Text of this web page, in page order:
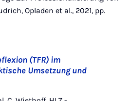
Opladen et al., 2021, pp.
(TFR) im
Umsetzung und